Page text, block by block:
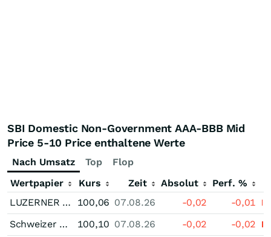
SBI Domestic Non-Government AAA-BBB Mid
Price 5-10 Price enthaltene Werte
Nach Umsatz Top
Flop
Wertpapier
Kurs Zeit Absolut
Perf. %
LUZERNER KANTONALBANK Unternehmensanleihe 0,35 % bis 02/27
100,06 07.08.26 -0,02
-0,01
Schweizer Kantonalbanken Pfandbrief 0,375 % bis 09/27
100,10 07.08.26 -0,02
-0,02